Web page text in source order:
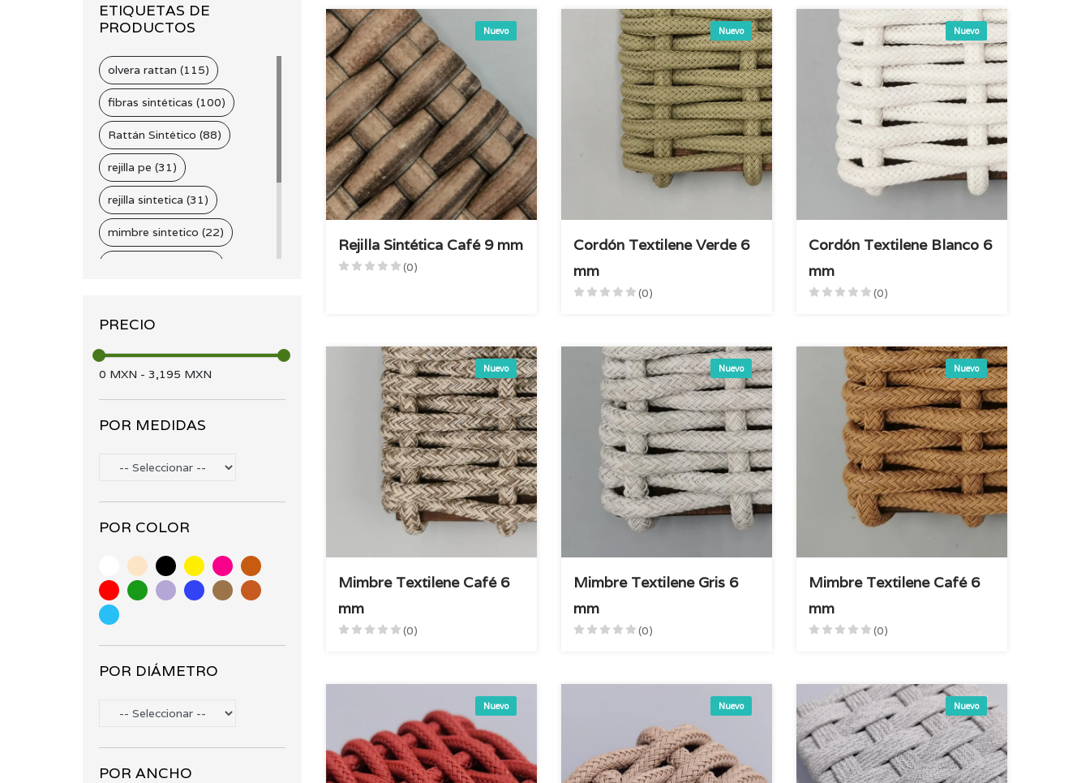
ETIQUETAS DE
PRODUCTOS
olvera rattan (115)
fibras sintéticas (100)
Rattán Sintético (88)
rejilla pe (31)
rejilla sintetica (31)
mimbre sintetico (22)
mimbre pe (17)
Accesorios (15)
PRECIO
0 MXN - 3,195 MXN
POR MEDIDAS
POR COLOR
POR DIÁMETRO
POR ANCHO
Nuevo
Rejilla Sintética Café 9 mm
(0)
Nuevo
Cordón Textilene Verde 6
mm
(0)
Nuevo
Cordón Textilene Blanco 6
mm
(0)
Nuevo
Mimbre Textilene Café 6
mm
(0)
Nuevo
Mimbre Textilene Gris 6
mm
(0)
Nuevo
Mimbre Textilene Café 6
mm
(0)
Nuevo Nuevo Nuevo